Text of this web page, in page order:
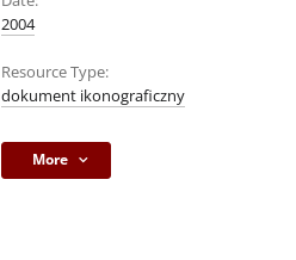
2004
Resource Type:
dokument ikonograficzny
More